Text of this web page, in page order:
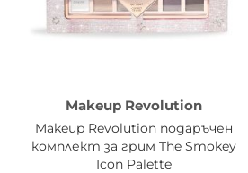
Makeup Revolution
Makeup Revolution подаръчен
комплект за грим The Smokey
Icon Palette